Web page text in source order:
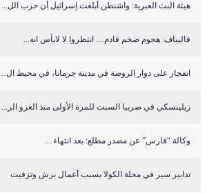
هيئة البث العبرية: واشنطن أبلغت إسرائيل أن حزب الل...
قاليباف: هجوم ضخم قادم… انتظروا لا لابأس انه...
انفجار على دوار الروضة في مدينة جرمانا، في محيط ال...
زيلينسكي في صربيا السبت للمرة الأولى منذ الغزو الر...
وكالة “فارس” عن مصدر مطلع: بعد انتهاء ...
تدابير سير في محلة الكولا بسبب أعمال برش وتزفيت